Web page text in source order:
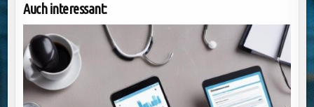
Auch interessant: